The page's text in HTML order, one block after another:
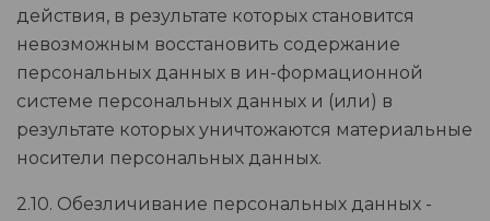
действия, в результате которых становится
невозможным восстановить содержание
персональных данных в ин-формационной
системе персональных данных и (или) в
результате которых уничтожаются материальные
носители персональных данных.
2.10. Обезличивание персональных данных -